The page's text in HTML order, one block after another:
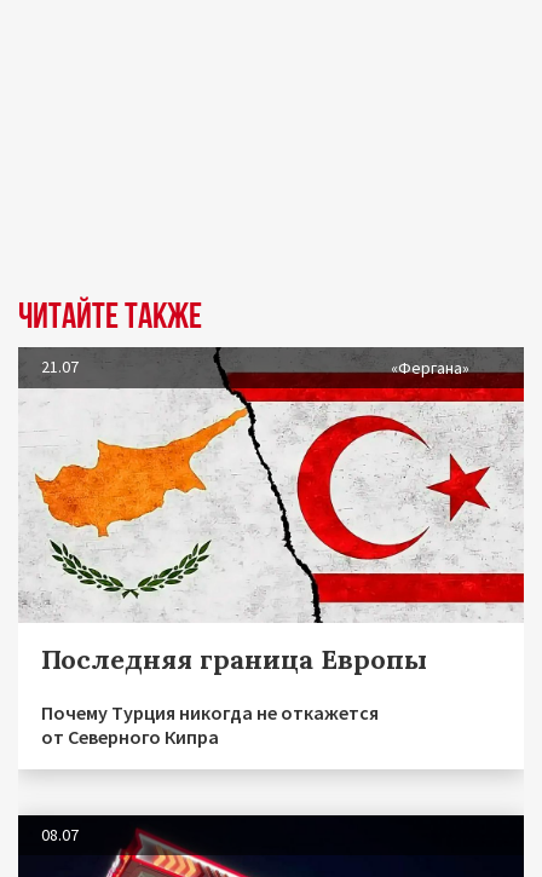
Читайте также
21.07 «Фергана»
Последняя граница Европы
Почему Турция никогда не откажется
от Северного Кипра
08.07